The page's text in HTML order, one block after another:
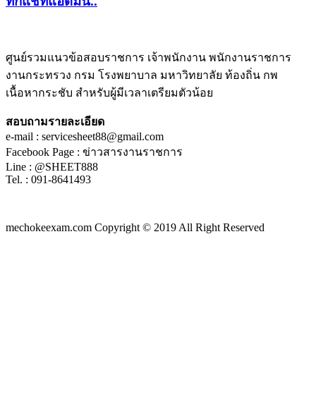
ศูนย์รวมแนวข้อสอบราชการ เจ้าพนักงาน พนักงานราชการ
งานกระทรวง กรม โรงพยาบาล มหาวิทยาลัย ท้องถิ่น กพ
เนื้อหากระชับ สำหรับผู้มีเวลาเตรียมตัวน้อย
สอบถามรายละเอียด
e-mail : servicesheet88@gmail.com
Facebook Page : ข่าวสารงานราชการ
Line : @SHEET888
Tel. : 091-8641493
mechokeexam.com Copyright © 2019 All Right Reserved